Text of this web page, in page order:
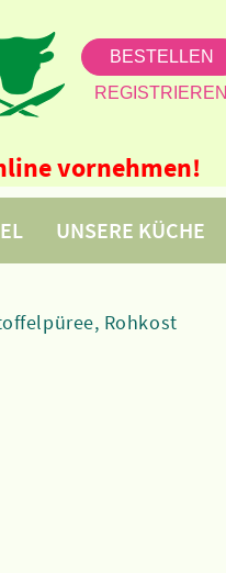
BESTELLEN
REGISTRIEREN
vornehmen!
UNSERE KÜCHE
Rohkost